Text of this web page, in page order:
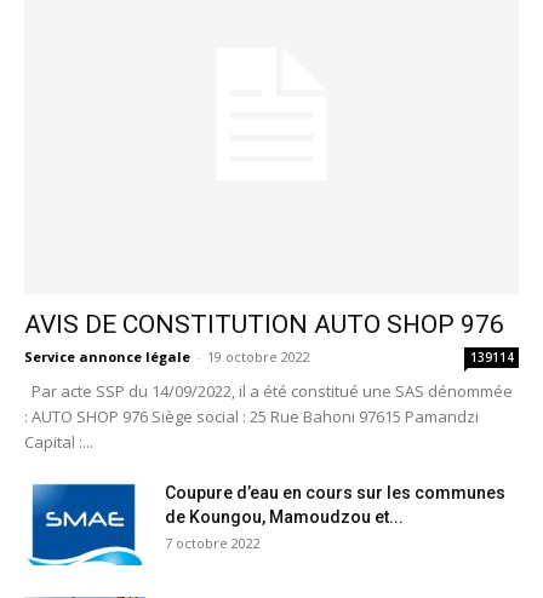
AVIS DE CONSTITUTION AUTO SHOP 976
Service annonce légale - 19 octobre 2022 139114
Par acte SSP du 14/09/2022, il a été constitué une SAS dénommée
: AUTO SHOP 976 Siège social : 25 Rue Bahoni 97615 Pamandzi
Capital :...
Coupure d’eau en cours sur les communes
de Koungou, Mamoudzou et...
7 octobre 2022